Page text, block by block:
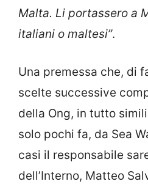
Malta. Li portassero a
italiani o maltesi”.
Una premessa che, di
scelte successive
della Ong, in tutto
solo pochi fa, da Sea
casi il responsabile
dell’Interno, Matteo